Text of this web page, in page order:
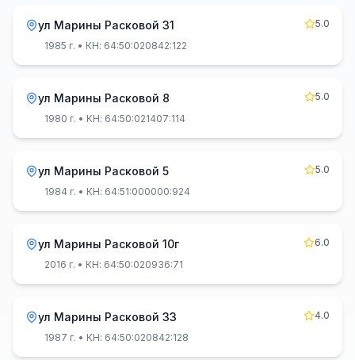
ул Марины Расковой 31
5.0
1985 г. • КН: 64:50:020842:122
ул Марины Расковой 8
5.0
1980 г. • КН: 64:50:021407:114
ул Марины Расковой 5
5.0
1984 г. • КН: 64:51:000000:924
ул Марины Расковой 10г
6.0
2016 г. • КН: 64:50:020936:71
ул Марины Расковой 33
4.0
1987 г. • КН: 64:50:020842:128